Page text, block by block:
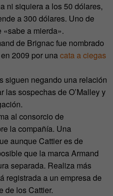
ni siquiera a los 50 dólares,
a 300 dólares. Uno de
a mierda».
de Brignac fue nombrado
2009 por unacata a ciegas
siguen negando una relación
las sospechas de O’Malley y
al consorcio de
la compañía. Una
aunque Cattier es de
que la marca Armand
separada. Realiza más
registrada a un empresa de
de los Cattier.